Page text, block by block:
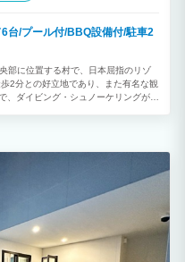
台/プール付/BBQ設備付/駐車2
部に位置する村で、日本屈指のリゾ
2分との好立地であり、また有名な観
ダイビング・シュノーケリングが楽